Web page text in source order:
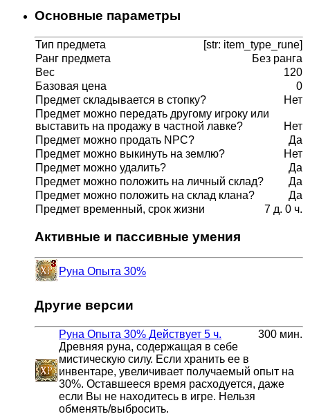
Основные параметры
Тип предмета
[str: item_type_rune]
Ранг предмета
Без ранга
Вес
120
Базовая цена
0
Предмет складывается в стопку?
Нет
Предмет можно передать другому игроку или
выставить на продажу в частной лавке?
Нет
Предмет можно продать NPC?
Да
Предмет можно выкинуть на землю?
Нет
Предмет можно удалить?
Да
Предмет можно положить на личный склад?
Да
Предмет можно положить на склад клана?
Да
Предмет временный, срок жизни
7 д. 0 ч.
Активные и пассивные умения
Руна Опыта 30%
Другие версии
Руна Опыта 30% Действует 5 ч.
300 мин.
Древняя руна, содержащая в себе
мистическую силу. Если хранить ее в
инвентаре, увеличивает получаемый опыт на
30%. Оставшееся время расходуется, даже
если Вы не находитесь в игре. Нельзя
обменять/выбросить.